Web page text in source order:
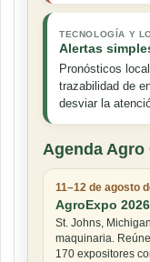
TECNOLOGÍA Y
Alertas
Pronósticos
trazabilidad de
desviar la
Agenda Agro
11–12 de agosto
AgroExpo 2026
St. Johns,
maquinaria.
170 expositores